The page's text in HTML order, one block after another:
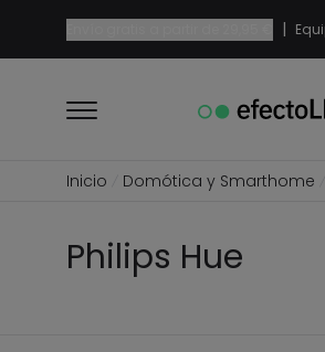
|
Inicio Domótica y Smarthome
Philips Hue